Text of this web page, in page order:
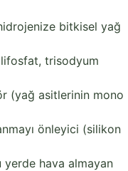
bitkisel yağ
trisodyum
(yağ asitlerinin mono
önleyici (silikon
yerde hava almayan